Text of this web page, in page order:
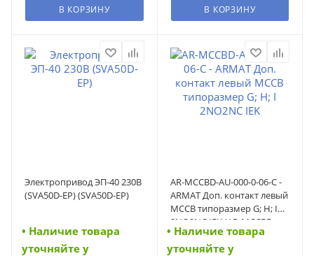
В КОРЗИНУ В КОРЗИНУ
Электропривод ЭП-40 230В
(SVA50D-EP) (SVA50D-EP)
• Наличие товара
уточняйте у
AR-MCCBD-AU-000-0-06-C -
ARMAT Доп. контакт левый
MCCB типоразмер G; H; I
2NO2NC IEK (AR-MCCBD-
AU-000-0-06-C)
• Наличие товара
уточняйте у